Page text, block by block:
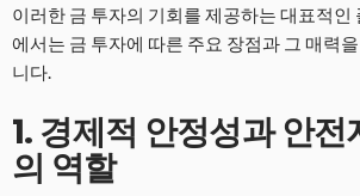
이러한 금 투자의 기회를 제공하는 대표적인
에서는 금 투자에 따른 주요 장점과 그 매력
니다.
1. 경제적 안정성과 안
의 역할